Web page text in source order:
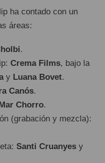
ha contado con un
áreas:
.
Crema Films, bajo la
y Luana Bovet.
Canós.
Chorro.
(grabación y mezcla):
Santi Cruanyes y